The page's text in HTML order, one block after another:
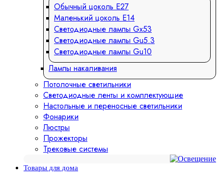
Обычный цоколь Е27
Маленький цоколь Е14
Светодиодные лампы Gx53
Светодиодные лампы Gu5.3
Светодиодные лампы Gu10
Лампы накаливания
Потолочные светильники
Светодиодные ленты и комплектующие
Настольные и переносные светильники
Фонарики
Люстры
Прожекторы
Трековые системы
Товары для дома